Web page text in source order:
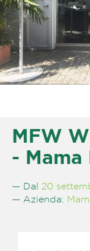
MFW
- Mama
— Dal 20
— Azienda: